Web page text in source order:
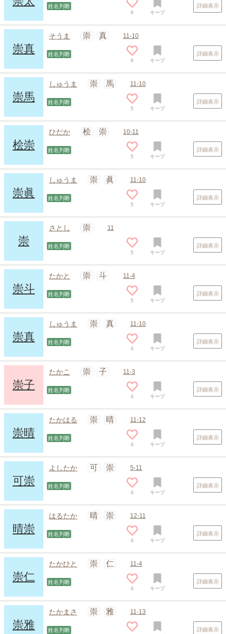
姓名判断
6 キープ
詳細表示
崇真
そうま 崇 真 11-10
姓名判断
6 キープ
詳細表示
崇馬
しゅうま 崇 馬 11-10
姓名判断
5 キープ
詳細表示
桧崇
ひだか 桧 崇 10-11
姓名判断
5 キープ
詳細表示
崇眞
しゅうま 崇 眞 11-10
姓名判断
5 キープ
詳細表示
崇
さとし 崇 11
姓名判断
5 キープ
詳細表示
崇斗
たかと 崇 斗 11-4
姓名判断
5 キープ
詳細表示
崇真
しゅうま 崇 真 11-10
姓名判断
4 キープ
詳細表示
崇子
たかこ 崇 子 11-3
姓名判断
4 キープ
詳細表示
崇晴
たかはる 崇 晴 11-12
姓名判断
4 キープ
詳細表示
可崇
よしたか 可 崇 5-11
姓名判断
4 キープ
詳細表示
晴崇
はるたか 晴 崇 12-11
姓名判断
4 キープ
詳細表示
崇仁
たかひと 崇 仁 11-4
姓名判断
4 キープ
詳細表示
崇雅
たかまさ 崇 雅 11-13
姓名判断 詳細表示